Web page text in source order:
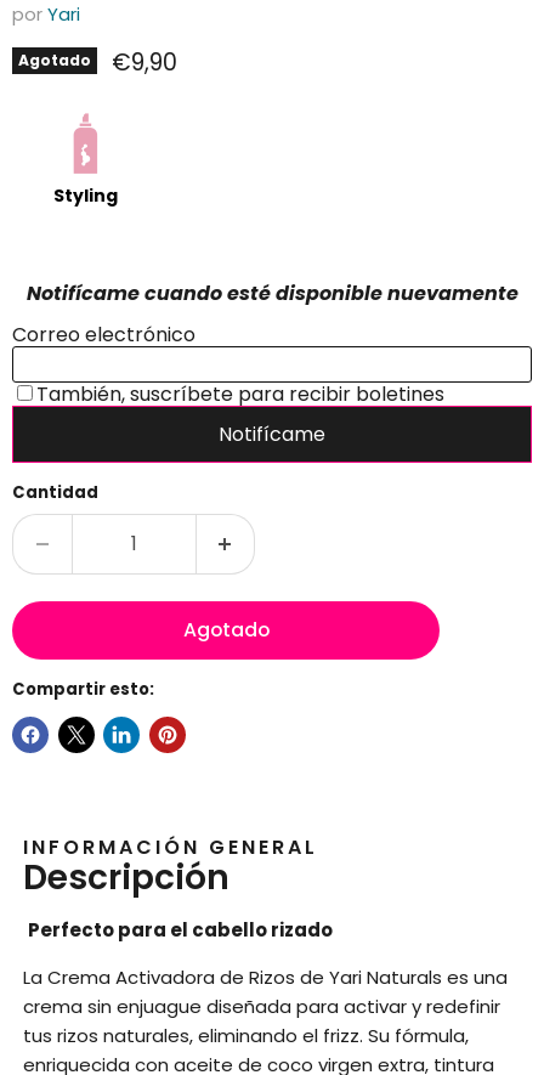
porYari
Agotado Precio actual
€9,90
Styling
Cantidad
Agotado
Compartir esto:
INFORMACIÓN GENERAL
Descripción
Perfecto para el cabello rizado
La Crema Activadora de Rizos de Yari Naturals es una
crema sin enjuague diseñada para activar y redefinir
tus rizos naturales, eliminando el frizz. Su fórmula,
enriquecida con aceite de coco virgen extra, tintura